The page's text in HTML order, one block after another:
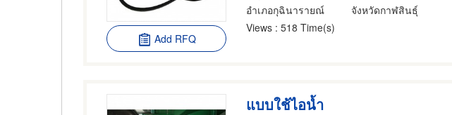
Add RFQ
อำเภอกุฉินารายณ์
จังหวัดกาฬสินธุ์
Views : 518 Time(s)
แบบใช้ไอน้ำ